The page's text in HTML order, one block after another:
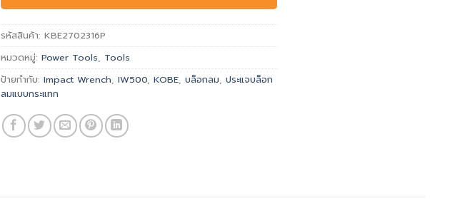
รหัสสินค้า: KBE2702316P
หมวดหมู่: Power Tools Tools
ป้ายกำกับ: Impact Wrench IW500 KOBE บล็อกลม ประแจบล็อก
ลมแบบกระแทก